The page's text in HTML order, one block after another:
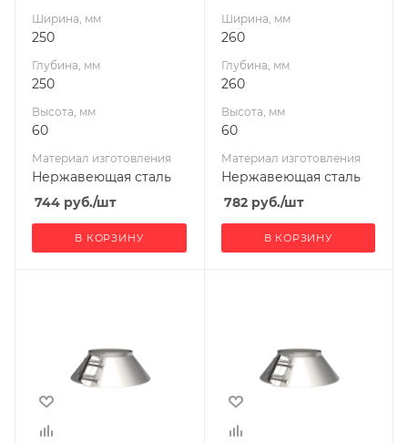
150
УМК
Ширина, мм
250
Глубина, мм
250
Высота, мм
60
Материал изготовления
Нержавеющая сталь
744 руб./шт
В КОРЗИНУ
160
УМК
Ширина, мм
260
Глубина, мм
260
Высота, мм
60
Материал изготовления
Нержавеющая сталь
782руб./шт
В КОРЗИНУ
Высота, мм
60
Материал
Высота, мм
60
Материал